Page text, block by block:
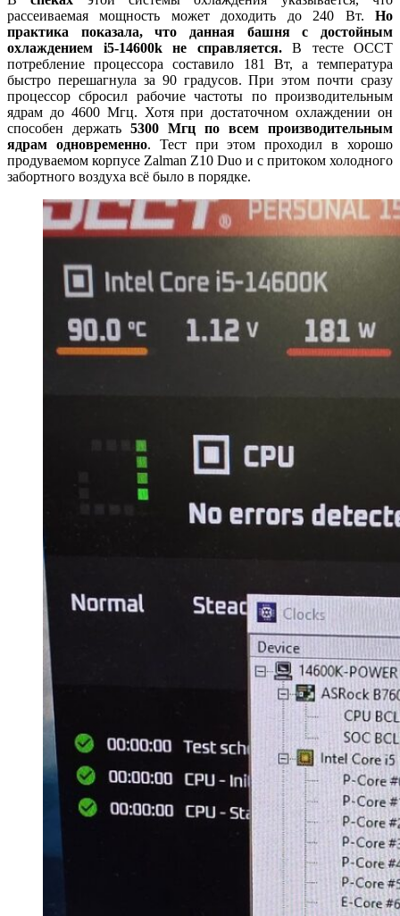
рассеиваемая мощность может доходить до240 Вт.Но
практика показала, что данная башня с достойным
охлаждением i5-14600k не справляется.В тесте OCCT
потребление процессора составило 181 Вт, а температура
быстро перешагнула за 90 градусов. При этом почти сразу
процессор сбросил рабочие частоты по производительным
ядрам до 4600 Мгц. Хотя при достаточном охлаждении он
способен держать 5300 Мгц по всем производительным
ядрам одновременно. Тест при этом проходил в хорошо
продуваемом корпусе Zalman Z10 Duo и с притоком холодного
забортного воздуха всё было в порядке.